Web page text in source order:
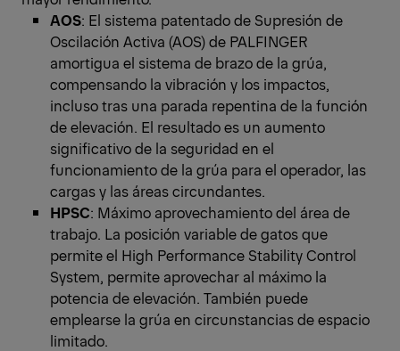
AOS: El sistema patentado de Supresión de
Oscilación Activa (AOS) de PALFINGER
amortigua el sistema de brazo de la grúa,
compensando la vibración y los impactos,
incluso tras una parada repentina de la función
de elevación. El resultado es un aumento
significativo de la seguridad en el
funcionamiento de la grúa para el operador, las
cargas y las áreas circundantes.
HPSC: Máximo aprovechamiento del área de
trabajo. La posición variable de gatos que
permite el High Performance Stability Control
System, permite aprovechar al máximo la
potencia de elevación. También puede
emplearse la grúa en circunstancias de espacio
limitado.